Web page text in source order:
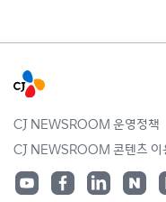
CJ NEWSROOM 운영정책
CJ NEWSROOM 콘텐츠 이